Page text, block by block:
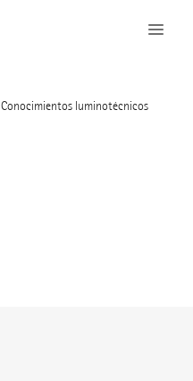
Conocimientos luminotécnicos